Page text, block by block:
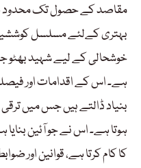
مقاصد کے حصول تک محدود
بہتری کےلئے مسلسل کوششیں
خوشحالی کے لیے شہید بھٹو
ہے۔ اس کے اقدامات اور
بنیاد ڈالتے ہیں جس میں
ہوتا ہے۔ اس نے جو آئین
کا کام کرتا ہے، قوانین اور